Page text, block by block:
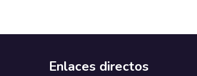
Enlaces directos